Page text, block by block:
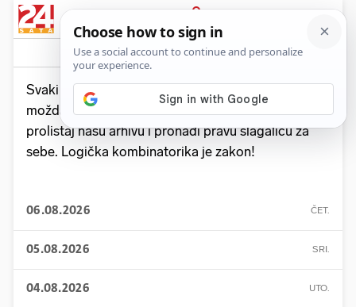
PRIJAVA
News
Sudoku PLUS+
Svaki dan ti donosimo sudoku za vježbanje
moždanih vijuga i sive tvari. Ako ti to nije dovoljno,
prolistaj našu arhivu i pronađi pravu slagalicu za
sebe. Logička kombinatorika je zakon!
06.08.2026 ČET.
05.08.2026 SRI.
04.08.2026 UTO.